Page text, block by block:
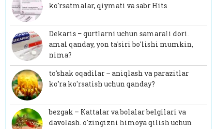
ko'rsatmalar, qiymati va sabr Hits
Dekaris – qurtlarni uchun samarali dori.
amal qanday, yon ta'siri bo'lishi mumkin,
nima?
to'shak oqadilar – aniqlash va parazitlar
ko'ra ko'rsatish uchun qanday?
bezgak – Kattalar va bolalar belgilari va
davolash. o'zingizni himoya qilish uchun